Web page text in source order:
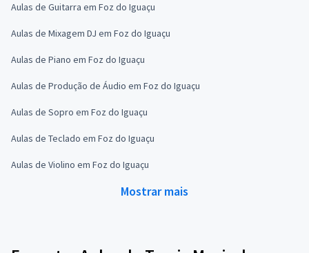
Aulas de Guitarra em Foz do Iguaçu
Aulas de Mixagem DJ em Foz do Iguaçu
Aulas de Piano em Foz do Iguaçu
Aulas de Produção de Áudio em Foz do Iguaçu
Aulas de Sopro em Foz do Iguaçu
Aulas de Teclado em Foz do Iguaçu
Aulas de Violino em Foz do Iguaçu
Mostrar mais